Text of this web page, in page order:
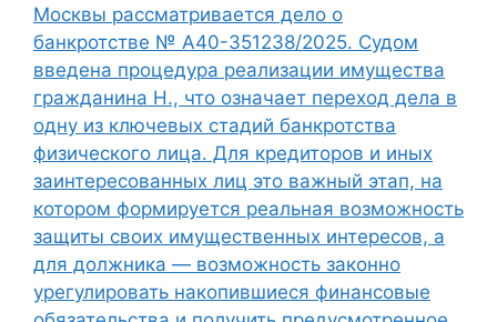
Москвы рассматривается дело о
банкротстве № А40-351238/2025. Судом
введена процедура реализации имущества
гражданина Н., что означает переход дела в
одну из ключевых стадий банкротства
физического лица. Для кредиторов и иных
заинтересованных лиц это важный этап, на
котором формируется реальная возможность
защиты своих имущественных интересов, а
для должника — возможность законно
урегулировать накопившиеся финансовые